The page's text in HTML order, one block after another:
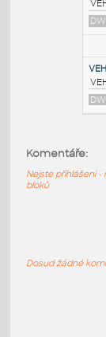
Komentáře:
Nejste přihlášeni -
bloků
Dosud žádné